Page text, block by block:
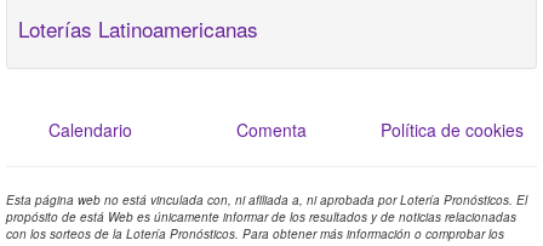
Loterías Latinoamericanas
Calendario Comenta Política de cookies
Esta página web no está vinculada con, ni afiliada a, ni aprobada por Lotería Pronósticos. El
propósito de está Web es únicamente informar de los resultados y de noticias relacionadas
con los sorteos de la Lotería Pronósticos. Para obtener más información o comprobar los